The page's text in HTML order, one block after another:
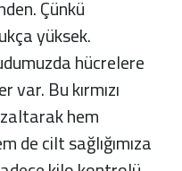
Çünkü
yüksek.
hücrelere
Bu kırmızı
hem
de cilt sağlığımıza